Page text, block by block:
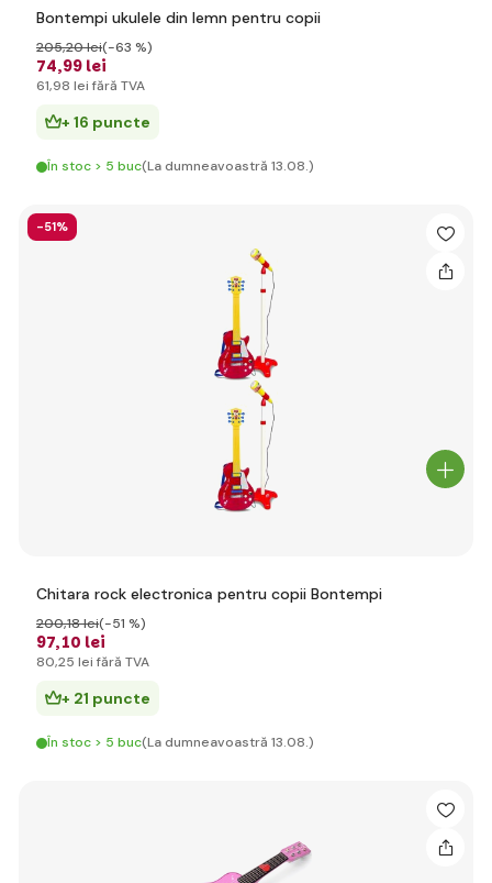
Bontempi ukulele din lemn pentru copii
74,99 lei
205,20 lei(-63 %)
61,98 lei fără TVA
+ 16 puncte
În stoc > 5 buc(La dumneavoastră 13.08.)
-51%
Chitara rock electronica pentru copii Bontempi
97,10 lei
200,18 lei(-51 %)
80,25 lei fără TVA
+ 21 puncte
În stoc > 5 buc(La dumneavoastră 13.08.)